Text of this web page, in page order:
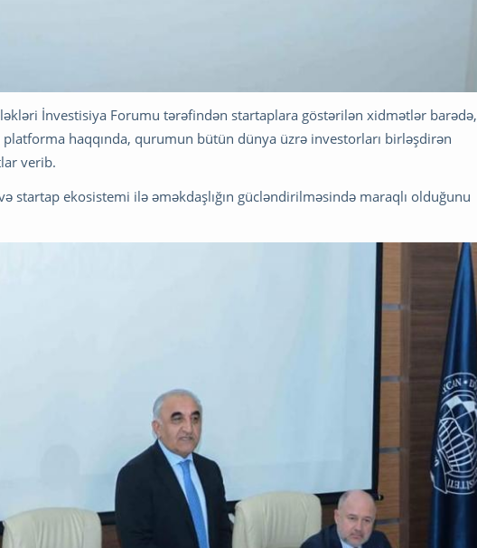
İnvestisiya Forumu tərəfindən startaplara göstərilən xidmətlər barədə,
haqqında, qurumun bütün dünya üzrə investorları birləşdirən
verib.
startap ekosistemi ilə əməkdaşlığın gücləndirilməsində maraqlı olduğunu